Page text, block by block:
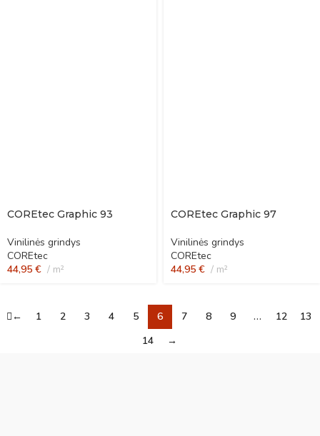
COREtec Graphic 93
Vinilinės grindys
COREtec
44,95 € m²
COREtec Graphic 97
Vinilinės grindys
COREtec
44,95 € m²
← 1 2 3 4 5 6 7 8 9 … 12
13
14
→